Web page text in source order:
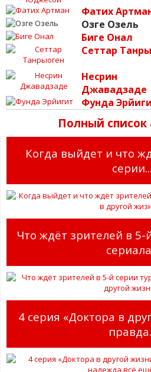
Фатих
Озге Озель
Биге Онал
Сеттар
Несрин
Джавадзаде
Фунда
Полный список
Когда выйдет и что
серии...
Что ждёт зрителей в 5-
4 серия «Доктора в